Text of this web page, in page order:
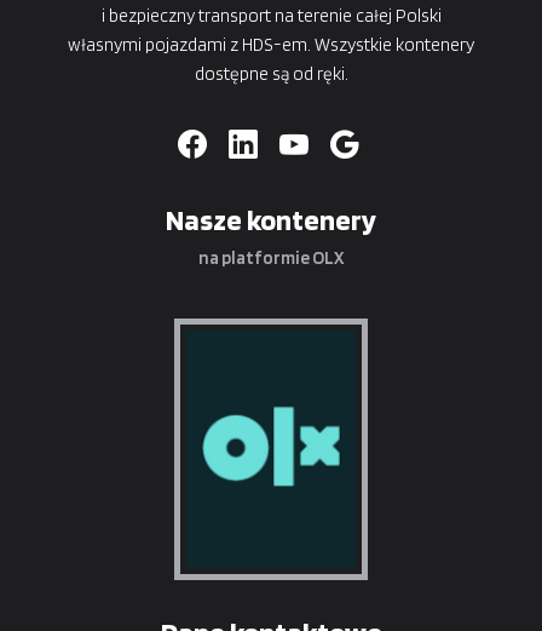
i bezpieczny transport na terenie całej Polski
własnymi pojazdami z HDS-em. Wszystkie kontenery
dostępne są od ręki.
Nasze kontenery
na platformie OLX